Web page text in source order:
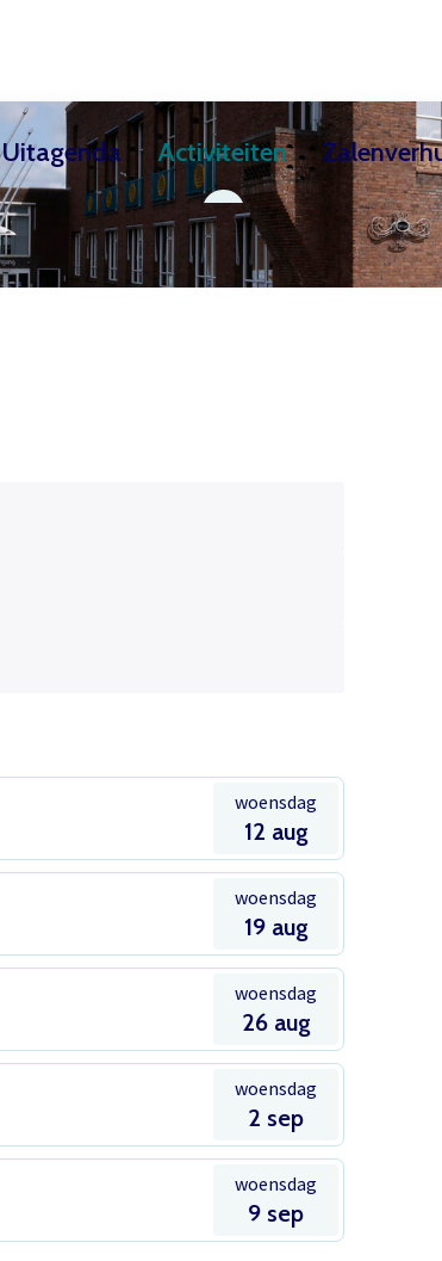
Inloggen
Het theaterabonnement á €110 geeft gratis
totaal 17 voorstellingen.
Het abonnement staat op naam, waardoor
maar één kaart gratis besteld kan worden.
meerdere kaarten worden de extra kaarten in
Uitagenda Activiteiten
ExpositiesHuurders
Muziekschool Teken- & Schilderles /Theaterzaal
woensdag
12 aug
woensdag
19 aug
woensdag
26 aug
woensdag
2 sep
woensdag
9 sep